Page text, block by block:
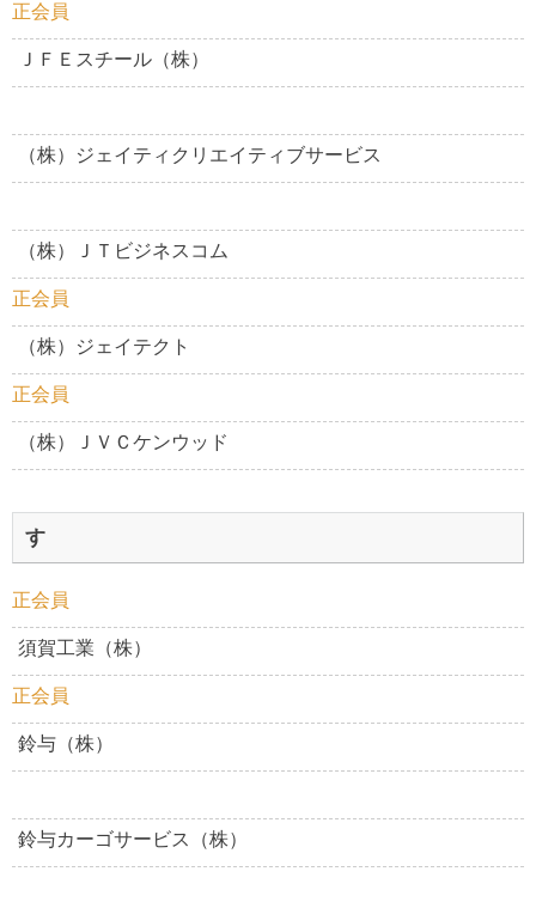
正会員
ＪＦＥスチール（株）
（株）ジェイティクリエイティブサービス
（株）ＪＴビジネスコム
正会員
（株）ジェイテクト
正会員
（株）ＪＶＣケンウッド
す
正会員
須賀工業（株）
正会員
鈴与（株）
鈴与カーゴサービス（株）